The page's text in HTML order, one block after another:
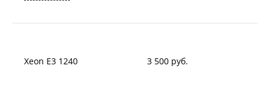
Xeon E3 1240 3 500 руб.